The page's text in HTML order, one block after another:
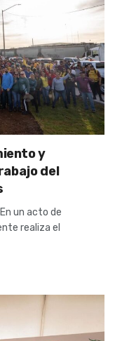
y
del
un acto de
realiza el